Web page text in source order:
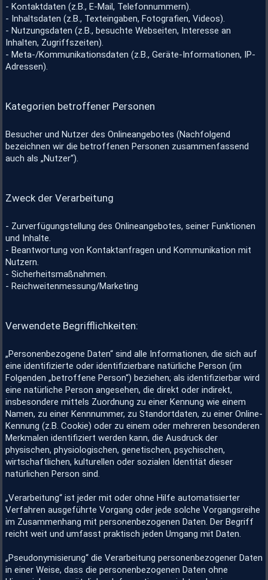
- Kontaktdaten (z.B., E-Mail, Telefonnummern).
- Inhaltsdaten (z.B., Texteingaben, Fotografien, Videos).
- Nutzungsdaten (z.B., besuchte Webseiten, Interesse an
Inhalten, Zugriffszeiten).
- Meta-/Kommunikationsdaten (z.B., Geräte-Informationen, IP-
Adressen).
Kategorien betroffener Personen
Besucher und Nutzer des Onlineangebotes (Nachfolgend
bezeichnen wir die betroffenen Personen zusammenfassend
auch als „Nutzer“).
Zweck der Verarbeitung
- Zurverfügungstellung des Onlineangebotes, seiner Funktionen
und Inhalte.
- Beantwortung von Kontaktanfragen und Kommunikation mit
Nutzern.
- Sicherheitsmaßnahmen.
- Reichweitenmessung/Marketing
Verwendete Begrifflichkeiten:
„Personenbezogene Daten“ sind alle Informationen, die sich auf
eine identifizierte oder identifizierbare natürliche Person (im
Folgenden „betroffene Person“) beziehen; als identifizierbar wird
eine natürliche Person angesehen, die direkt oder indirekt,
insbesondere mittels Zuordnung zu einer Kennung wie einem
Namen, zu einer Kennnummer, zu Standortdaten, zu einer Online-
Kennung (z.B. Cookie) oder zu einem oder mehreren besonderen
Merkmalen identifiziert werden kann, die Ausdruck der
physischen, physiologischen, genetischen, psychischen,
wirtschaftlichen, kulturellen oder sozialen Identität dieser
natürlichen Person sind.
„Verarbeitung“ ist jeder mit oder ohne Hilfe automatisierter
Verfahren ausgeführte Vorgang oder jede solche Vorgangsreihe
im Zusammenhang mit personenbezogenen Daten. Der Begriff
reicht weit und umfasst praktisch jeden Umgang mit Daten.
„Pseudonymisierung“ die Verarbeitung personenbezogener Daten
in einer Weise, dass die personenbezogenen Daten ohne